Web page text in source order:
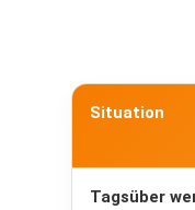
Situation
Tagsüber